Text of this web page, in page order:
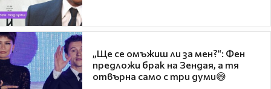
„Ще се омъжиш ли за мен?“: Фен
предложи брак на Зендая, а тя
отвърна само с три думи😅